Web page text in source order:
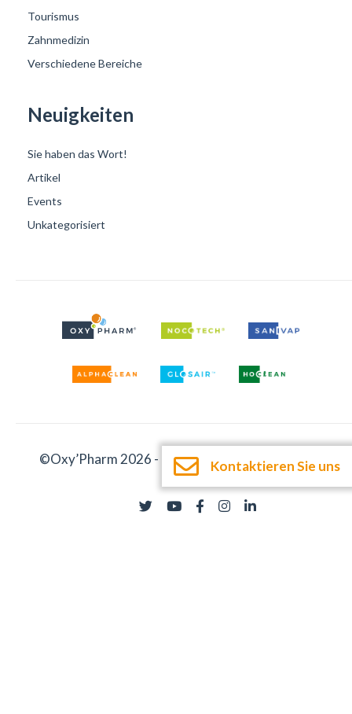
Tourismus
Zahnmedizin
Verschiedene Bereiche
Neuigkeiten
Sie haben das Wort!
Artikel
Events
Unkategorisiert
©Oxy’Pharm 2026 - Impressum Dokumentation
Kontaktieren Sie uns